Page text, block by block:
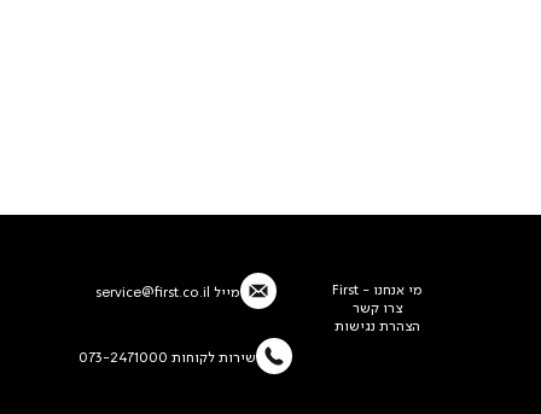
מי אנחנו - First
צרו קשר
הצהרת נגישות
מייל service@first.co.il
שירות לקוחות 073-2471000